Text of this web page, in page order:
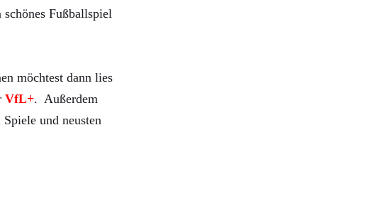
Fußballspiel
möchtest dann lies
VfL+. Außerdem
und neusten